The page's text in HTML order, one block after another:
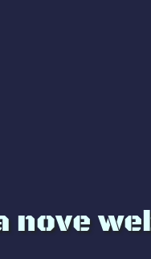
nove